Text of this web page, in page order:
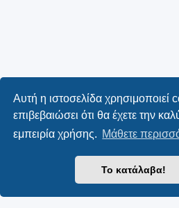
Αυτή η ιστοσελίδα χρησιμοποιεί
επιβεβαιώσει ότι θα έχετε την
εμπειρία χρήσης. Μάθετε
Το κατάλαβα!